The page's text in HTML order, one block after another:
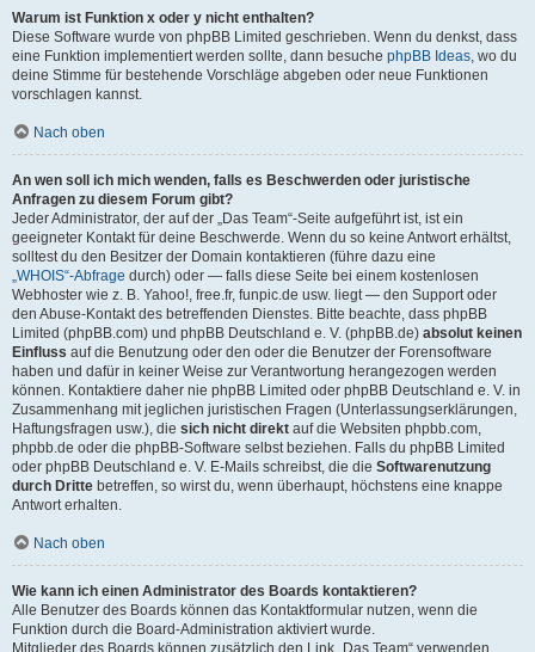
Warum ist Funktion x oder y nicht enthalten?
Diese Software wurde von phpBB Limited geschrieben. Wenn du denkst, dass
eine Funktion implementiert werden sollte, dann besuche phpBB Ideas, wo du
deine Stimme für bestehende Vorschläge abgeben oder neue Funktionen
vorschlagen kannst.
Nach oben
An wen soll ich mich wenden, falls es Beschwerden oder juristische
Anfragen zu diesem Forum gibt?
Jeder Administrator, der auf der „Das Team“-Seite aufgeführt ist, ist ein
geeigneter Kontakt für deine Beschwerde. Wenn du so keine Antwort erhältst,
solltest du den Besitzer der Domain kontaktieren (führe dazu eine
„WHOIS“-Abfrage durch) oder — falls diese Seite bei einem kostenlosen
Webhoster wie z. B. Yahoo!, free.fr, funpic.de usw. liegt — den Support oder
den Abuse-Kontakt des betreffenden Dienstes. Bitte beachte, dass phpBB
Limited (phpBB.com) und phpBB Deutschland e. V. (phpBB.de) absolut keinen
Einfluss auf die Benutzung oder den oder die Benutzer der Forensoftware
haben und dafür in keiner Weise zur Verantwortung herangezogen werden
können. Kontaktiere daher nie phpBB Limited oder phpBB Deutschland e. V. in
Zusammenhang mit jeglichen juristischen Fragen (Unterlassungserklärungen,
Haftungsfragen usw.), die sich nicht direkt auf die Websiten phpbb.com,
phpbb.de oder die phpBB-Software selbst beziehen. Falls du phpBB Limited
oder phpBB Deutschland e. V. E-Mails schreibst, die die Softwarenutzung
durch Dritte betreffen, so wirst du, wenn überhaupt, höchstens eine knappe
Antwort erhalten.
Nach oben
Wie kann ich einen Administrator des Boards kontaktieren?
Alle Benutzer des Boards können das Kontaktformular nutzen, wenn die
Funktion durch die Board-Administration aktiviert wurde.
Mitglieder des Boards können zusätzlich den Link „Das Team“ verwenden.